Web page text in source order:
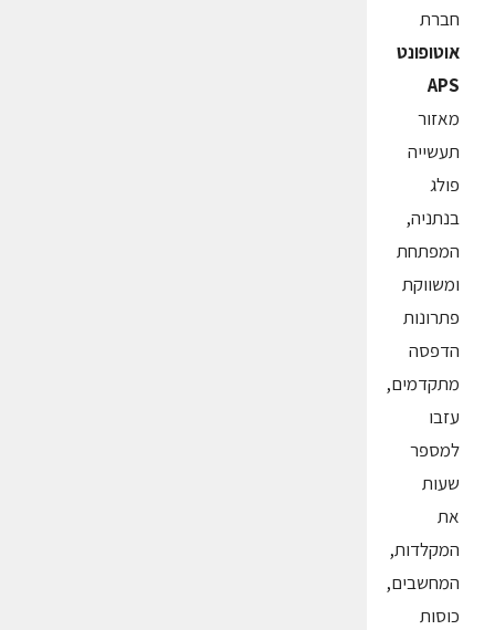
חברת
אוטופונט
APS
מאזור
תעשייה
פולג
בנתניה,
המפתחת
ומשווקת
פתרונות
הדפסה
מתקדמים,
עזבו
למספר
שעות
את
המקלדות,
המחשבים,
כוסות